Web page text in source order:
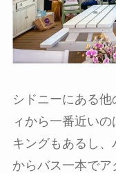
シドニーにある
ィから一番近い
キングもあるし、
からバス一本でア